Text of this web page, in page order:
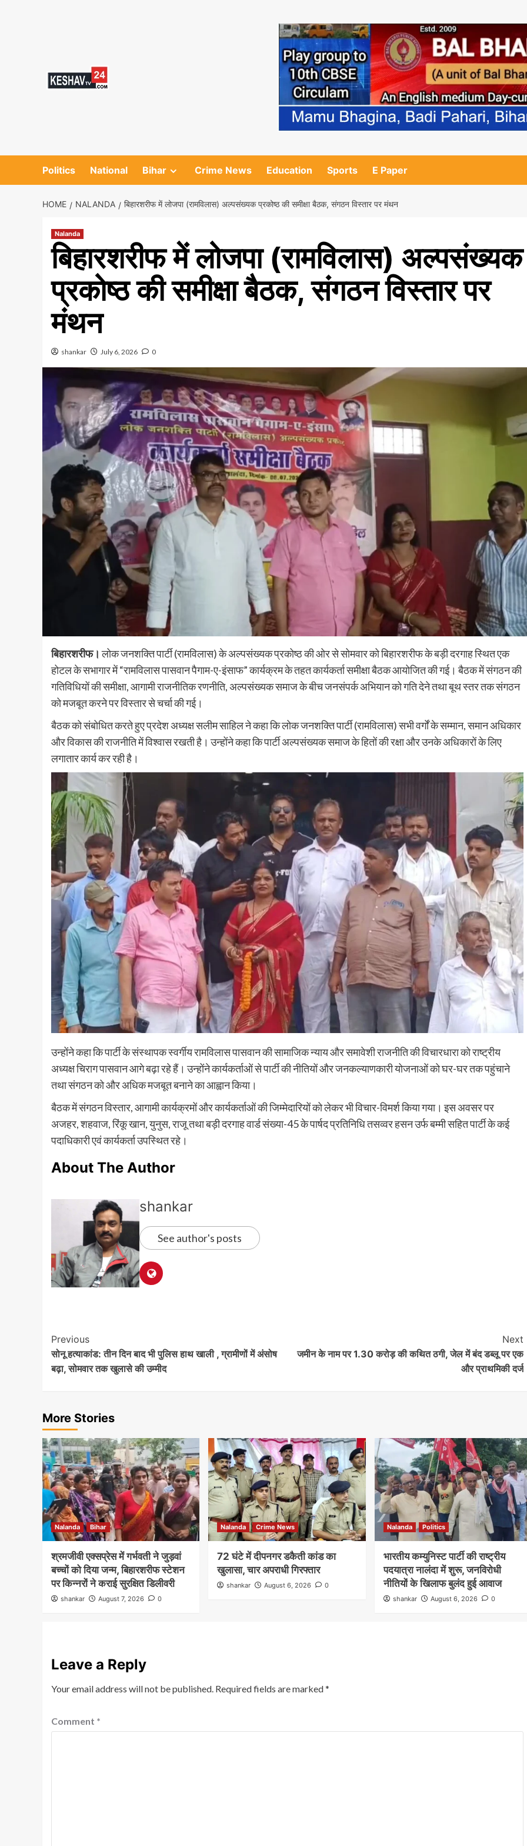
Politics National Bihar Crime News Education Sports E Paper
HOME NALANDA बिहारशरीफ में लोजपा (रामविलास) अल्पसंख्यक प्रकोष्ठ की समीक्षा बैठक, संगठन विस्तार पर मंथन
Nalanda
बिहारशरीफ में लोजपा (रामविलास) अल्पसंख्यक
प्रकोष्ठ की समीक्षा बैठक, संगठन विस्तार पर
मंथन
shankar July 6, 2026 0
बिहारशरीफ। लोक जनशक्ति पार्टी (रामविलास) के अल्पसंख्यक प्रकोष्ठ की ओर से सोमवार को बिहारशरीफ के बड़ी दरगाह स्थित एक
होटल के सभागार में “रामविलास पासवान पैगाम-ए-इंसाफ” कार्यक्रम के तहत कार्यकर्ता समीक्षा बैठक आयोजित की गई। बैठक में संगठन की
गतिविधियों की समीक्षा, आगामी राजनीतिक रणनीति, अल्पसंख्यक समाज के बीच जनसंपर्क अभियान को गति देने तथा बूथ स्तर तक संगठन
को मजबूत करने पर विस्तार से चर्चा की गई।
बैठक को संबोधित करते हुए प्रदेश अध्यक्ष सलीम साहिल ने कहा कि लोक जनशक्ति पार्टी (रामविलास) सभी वर्गों के सम्मान, समान अधिकार
और विकास की राजनीति में विश्वास रखती है। उन्होंने कहा कि पार्टी अल्पसंख्यक समाज के हितों की रक्षा और उनके अधिकारों के लिए
लगातार कार्य कर रही है।
उन्होंने कहा कि पार्टी के संस्थापक स्वर्गीय रामविलास पासवान की सामाजिक न्याय और समावेशी राजनीति की विचारधारा को राष्ट्रीय
अध्यक्ष चिराग पासवान आगे बढ़ा रहे हैं। उन्होंने कार्यकर्ताओं से पार्टी की नीतियों और जनकल्याणकारी योजनाओं को घर-घर तक पहुंचाने
तथा संगठन को और अधिक मजबूत बनाने का आह्वान किया।
बैठक में संगठन विस्तार, आगामी कार्यक्रमों और कार्यकर्ताओं की जिम्मेदारियों को लेकर भी विचार-विमर्श किया गया। इस अवसर पर
अजहर, शहवाज, रिंकू खान, युनुस, राजू तथा बड़ी दरगाह वार्ड संख्या-45 के पार्षद प्रतिनिधि तसव्वर हसन उर्फ बम्मी सहित पार्टी के कई
पदाधिकारी एवं कार्यकर्ता उपस्थित रहे।
About The Author
shankar
See author's posts
Post
Navigation
Previous
सोनू हत्याकांड: तीन दिन बाद भी पुलिस हाथ खाली , ग्रामीणों में अंसोष
बढ़ा, सोमवार तक खुलासे की उम्मीद
Next
जमीन के नाम पर 1.30 करोड़ की कथित ठगी, जेल में बंद डब्लू पर एक
और प्राथमिकी दर्ज
More Stories
Nalanda Bihar
श्रमजीवी एक्सप्रेस में गर्भवती ने जुड़वां
बच्चों को दिया जन्म, बिहारशरीफ स्टेशन
पर किन्नरों ने कराई सुरक्षित डिलीवरी
shankar August 7, 2026 0
Nalanda Crime News
72 घंटे में दीपनगर डकैती कांड का
खुलासा, चार अपराधी गिरफ्तार
shankar August 6, 2026 0
Nalanda Politics
भारतीय कम्युनिस्ट पार्टी की राष्ट्रीय
पदयात्रा नालंदा में शुरू, जनविरोधी
नीतियों के खिलाफ बुलंद हुई आवाज
shankar August 6, 2026 0
Leave a Reply
Your email address will not be published. Required fields are marked*
Comment *
पिचासा मोड़ पर तेज रफ्तार ट्रक ने स्कूटी सवार को
रौंदा, हाथ में गंभीर चोट; चालक हिरासत में, ट्रक जब्त
August 6, 2026
भागन बीघा ओपी क्षेत्र में हादसे के बाद मची अफरा-तफरी, स्थानीय
लोगों ने घायल को अस्पताल पहुंचाया, पुलिस जांच में जुटी रहुई - भागन
Read More